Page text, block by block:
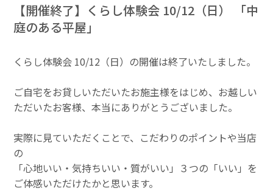
【開催終了】くらし体験会 10/12（日） 「中
庭のある平屋」
くらし体験会 10/12（日）の開催は終了いたしました。
ご自宅をお貸しいただいたお施主様をはじめ、お越しい
ただいたお客様、本当にありがとうございました。
実際に見ていただくことで、こだわりのポイントや当店
の
「心地いい・気持ちいい・質がいい」３つの「いい」を
ご体感いただけたかと思います。